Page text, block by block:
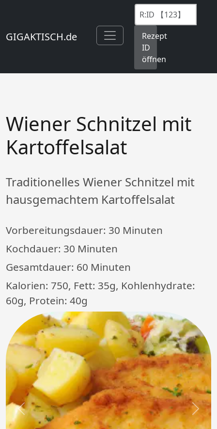
GIGAKTISCH.de
Rezept
ID
öffnen
Wiener Schnitzel mit
Kartoffelsalat
Traditionelles Wiener Schnitzel mit
hausgemachtem Kartoffelsalat
Vorbereitungsdauer: 30 Minuten
Kochdauer: 30 Minuten
Gesamtdauer: 60 Minuten
Kalorien: 750, Fett: 35g, Kohlenhydrate:
60g, Protein: 40g
Previous Next